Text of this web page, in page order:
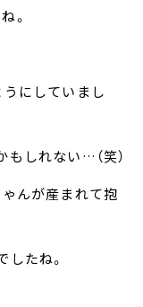
。
うにしていまし
しれない…（笑）
ゃんが産まれて抱
したね。